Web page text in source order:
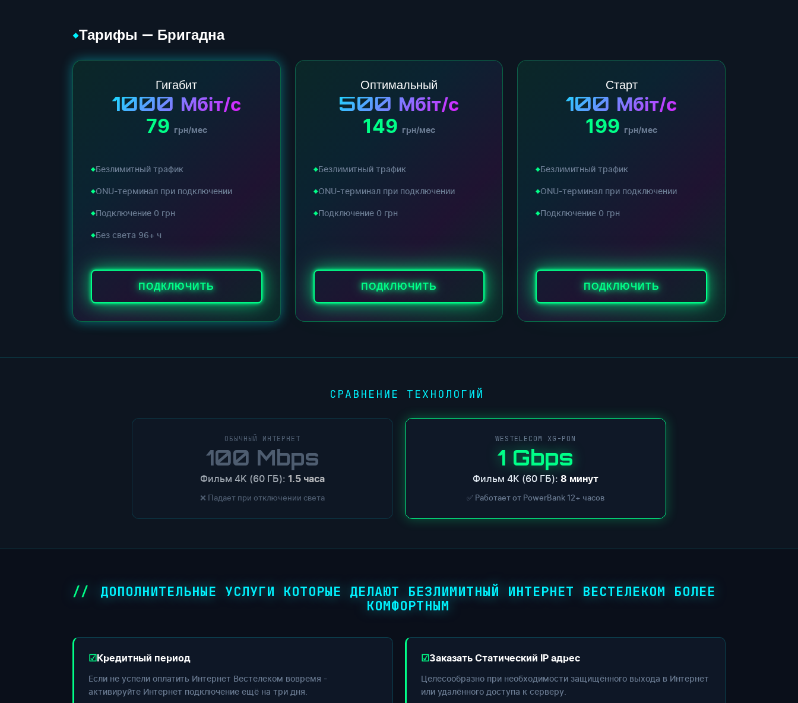
◆Тарифы — Бригадна
Гигабит
1000 Мбіт/с
79 грн/мес
Безлимитный трафик
ONU-терминал при подключении
Подключение 0 грн
Без света 96+ ч
ПОДКЛЮЧИТЬ
Оптимальный
500 Мбіт/с
149 грн/мес
Безлимитный трафик
ONU-терминал при подключении
Подключение 0 грн
ПОДКЛЮЧИТЬ
Старт
100 Мбіт/с
199 грн/мес
Безлимитный трафик
ONU-терминал при подключении
Подключение 0 грн
ПОДКЛЮЧИТЬ
СРАВНЕНИЕ ТЕХНОЛОГИЙ
ОБЫЧНЫЙ ИНТЕРНЕТ
100 Mbps
Фильм 4K (60 ГБ): 1.5 часа
❌ Падает при отключении света
WESTELECOM XG-PON
1 Gbps
Фильм 4K (60 ГБ): 8 минут
✅ Работает от PowerBank 12+ часов
ДОПОЛНИТЕЛЬНЫЕ УСЛУГИ КОТОРЫЕ ДЕЛАЮТ БЕЗЛИМИТНЫЙ ИНТЕРНЕТ ВЕСТЕЛЕКОМ БОЛЕЕ
КОМФОРТНЫМ
Кредитный период
Если не успели оплатить Интернет Вестелеком вовремя -
активируйте Интернет подключение ещё на три дня.
Заказать Статический IP адрес
Целесообразно при необходимости защищённого выхода в Интернет
или удалённого доступа к серверу.